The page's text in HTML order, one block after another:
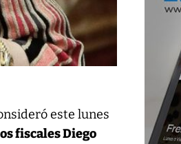
este lunes
fiscales Diego